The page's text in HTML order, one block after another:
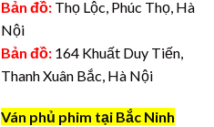
Bản đồ: Thọ Lộc, Phúc Thọ, Hà
Nội
Bản đồ: 164 Khuất Duy Tiến,
Thanh Xuân Bắc, Hà Nội
Ván phủ phim tại Bắc Ninh